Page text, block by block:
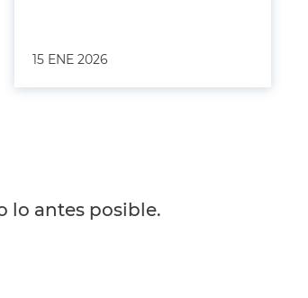
15 ENE 2026
lo antes posible.